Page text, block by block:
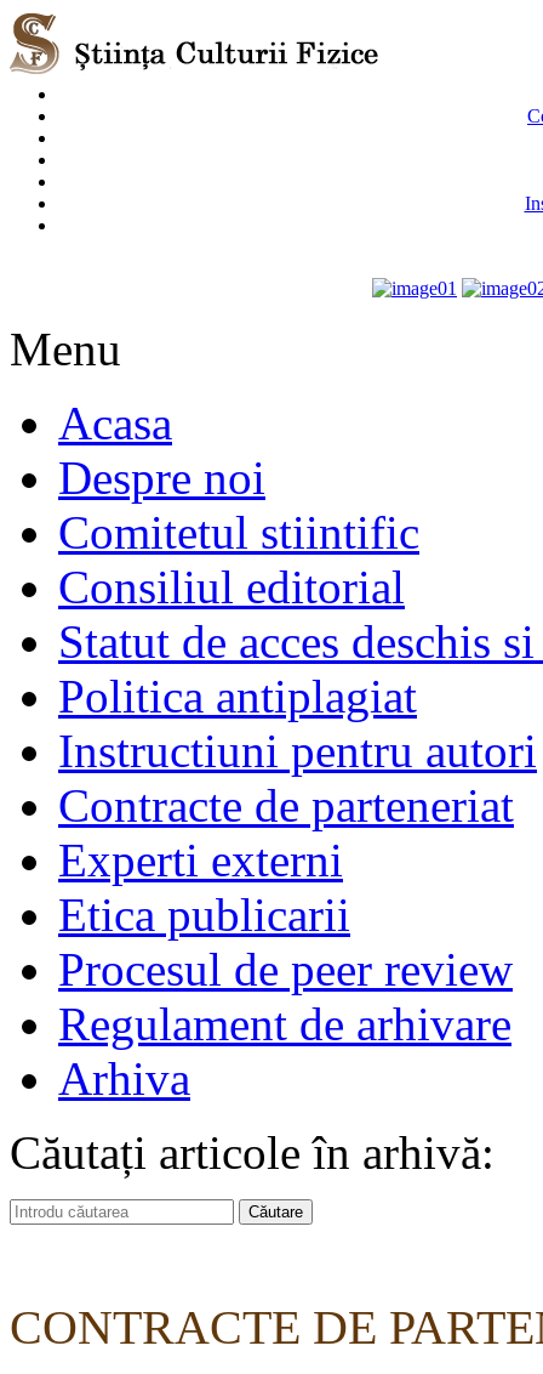
Menu
Acasa
Despre noi
Comitetul stiintific
Consiliul editorial
Statut de acces deschis
Politica antiplagiat
Instructiuni pentru autori
Contracte de parteneriat
Experti externi
Etica publicarii
Procesul de peer review
Regulament de arhivare
Arhiva
Căutați articole în arhivă:
CONTRACTE DE